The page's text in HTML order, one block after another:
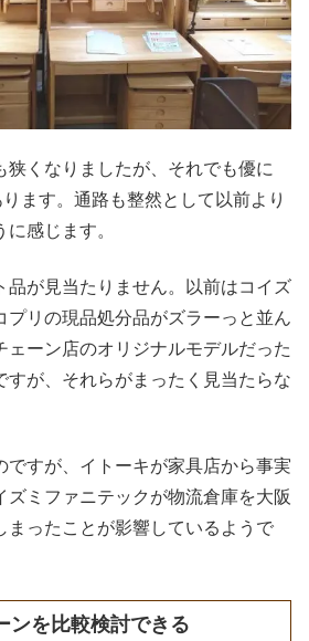
狭くなりましたが、それでも優に
ます。通路も整然として以前より
感じます。
品が見当たりません。以前はコイズ
プリの現品処分品がズラーっと並ん
ェーン店のオリジナルモデルだった
すが、それらがまったく見当たらな
ですが、イトーキが家具店から事実
ズミファニテックが物流倉庫を大阪
まったことが影響しているようで
ンを比較検討できる